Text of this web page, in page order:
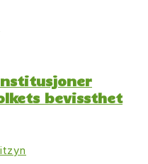
bevissthet